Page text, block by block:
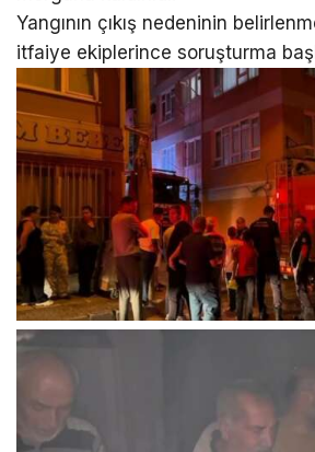
Yangının çıkış nedeninin
itfaiye ekiplerince soruşturma